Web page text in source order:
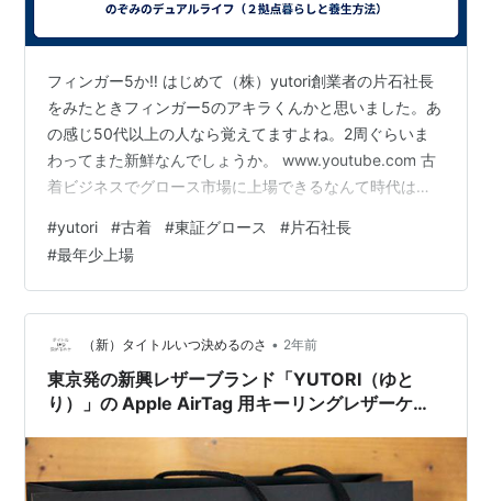
フィンガー5か‼︎ はじめて（株）yutori創業者の片石社長
をみたときフィンガー5のアキラくんかと思いました。あ
の感じ50代以上の人なら覚えてますよね。2周ぐらいま
わってまた新鮮なんでしょうか。 www.youtube.com 古
着ビジネスでグロース市場に上場できるなんて時代はか
するなど新鮮なやりかたです。弱冠30歳の片石社長はい
きってるわけでもなく淡々とやりたいことを実現してい
ってるようです。若いころにありがちな痛い、尖った感
じはなくこれがZ世代なんでしょうね。 昔だったらすぐ
に高級車を乗り回す、タワマンに住む、女性を取っ替え
引っ替えみた…
#yutori #古着 #東証グロース #片石社長
#最年少上場
（新）タイトルいつ決めるのさ • 2年前
東京発の新興レザーブランド「YUTORI（ゆと
り）」の Apple AirTag 用キーリングレザーケー